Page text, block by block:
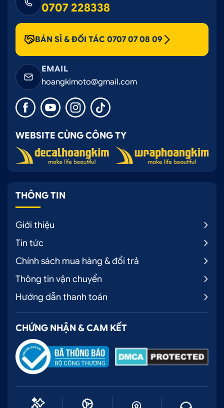
Ô tô Hoàng Kim chuyên cung cấp phụ kiện Kia
Seltos chính hãng
2.2 Ưu điểm khi mua cản trước sau Kia
Có kinh nghiệm lâu năm trong việc phân phối,
lắp ráp phụ kiện ô tô, đặc biệt là
tải
Đa dạng sản phẩm, mẫu mã, chất lượng.
Cam kết hàng chính hãng với giá tốt nhất thị
trường
Tư vấn chi tiết, cụ thể trước khi thực hiện
Thời gian bảo hành dài, tận tình, uy tín với tất
cả các sản phẩm, dịch vụ.
0707 228338
BÁN SỈ & ĐỐI TÁC 0707 07 08 09
EMAIL
hoangkimoto@gmail.com
WEBSITE CÙNG CÔNG TY
THÔNG TIN
Giới thiệu
Tin tức
Chính sách mua hàng & đổi trả
Thông tin vận chuyển
Hướng dẫn thanh toán
CHỨNG NHẬN & CAM KẾT